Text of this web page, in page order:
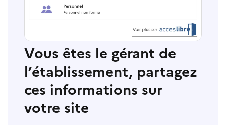
Vous êtes le gérant de
l’établissement, partagez
ces informations sur
votre site